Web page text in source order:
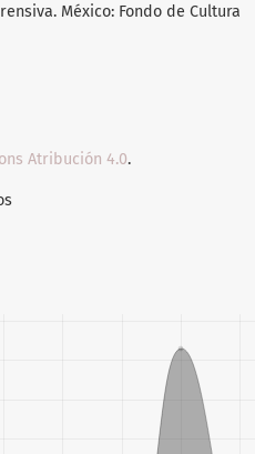
México: Fondo de Cultura
Atribución 4.0.